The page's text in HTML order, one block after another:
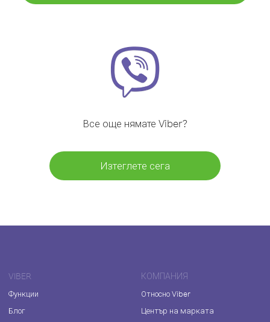
Все още нямате Viber?
Изтеглете сега
VIBER
Функции
Блог
КОМПАНИЯ
Относно Viber
Център на марката